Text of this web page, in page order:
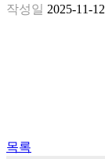
작성일 2025-11-12
목록